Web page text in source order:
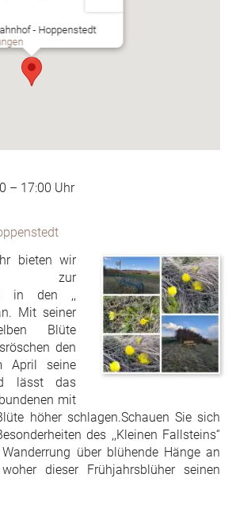
- Hoppenstedt
– 17:00 Uhr
bieten wir
zur
in den ,,
Mit seiner
Blüte
den
April seine
lässt das
mit
höher schlagen.Schauen Sie sich
des ,,Kleinen Fallsteins“
über blühende Hänge an
dieser Frühjahrsblüher seinen